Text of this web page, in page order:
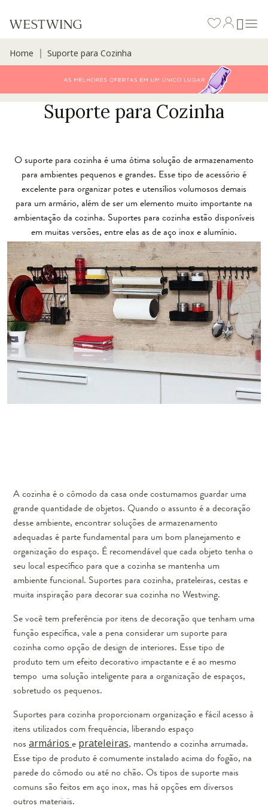
Home Suporte para Cozinha
Suporte para Cozinha
O suporte para cozinha é uma ótima solução de armazenamento
para ambientes pequenos e grandes. Esse tipo de acessório é
excelente para organizar potes e utensílios volumosos demais
para um armário, além de ser um elemento muito importante na
ambientação da cozinha. Suportes para cozinha estão disponíveis
em muitas versões, entre elas as de aço inox e alumínio.
A cozinha é o cômodo da casa onde costumamos guardar uma
grande quantidade de objetos. Quando o assunto é a decoração
desse ambiente, encontrar soluções de armazenamento
adequadas é parte fundamental para um bom planejamento e
organização do espaço. É recomendável que cada objeto tenha o
seu local específico para que a cozinha se mantenha um
ambiente funcional. Suportes para cozinha, prateleiras, cestas e
muita inspiração para decorar sua cozinha no Westwing.
Se você tem preferência por itens de decoração que tenham uma
função específica, vale a pena considerar um suporte para
cozinha como opção de design de interiores. Esse tipo de
produto tem um efeito decorativo impactante e é ao mesmo
tempo uma solução inteligente para a organização de espaços,
sobretudo os pequenos.
Suportes para cozinha proporcionam organização e fácil acesso à
itens utilizados com frequência, liberando espaço
nos armários e prateleiras, mantendo a cozinha arrumada.
Esse tipo de produto é comumente instalado acima do fogão, na
parede do cômodo ou até no chão. Os tipos de suporte mais
comuns são feitos em aço inox, mas há opções em diversos
outros materiais.